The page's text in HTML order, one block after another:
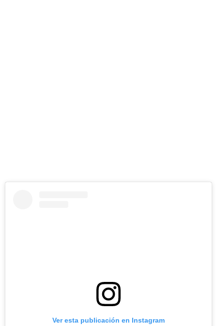
Ver esta publicación en Instagram